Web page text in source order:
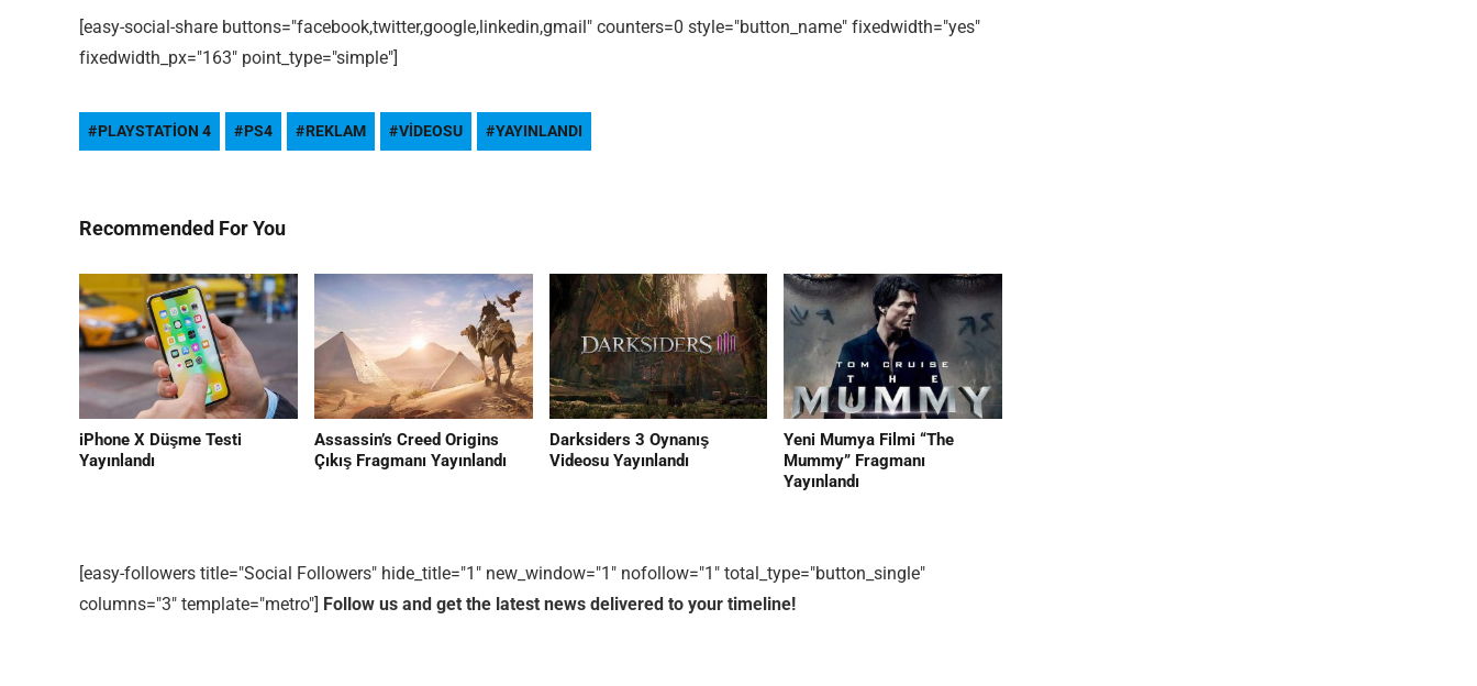
[easy-social-share buttons="facebook,twitter,google,linkedin,gmail" counters=0 style="button_name" fixedwidth="yes"
fixedwidth_px="163" point_type="simple"]
PLAYSTATION 4 PS4 REKLAM VIDEOSU YAYINLANDI
Recommended For You
iPhone X Düşme Testi
Yayınlandı
Assassin’s Creed Origins
Çıkış Fragmanı Yayınlandı
Darksiders 3 Oynanış
Videosu Yayınlandı
Yeni Mumya Filmi “The
Mummy” Fragmanı
Yayınlandı
[easy-followers title="Social Followers" hide_title="1" new_window="1" nofollow="1" total_type="button_single"
columns="3" template="metro"] Follow us and get the latest news delivered to your timeline!
En ilginç Zaman tüneli Kapakları